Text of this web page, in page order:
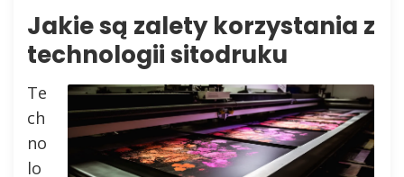
Jakie są zalety korzystania z
technologii sitodruku
Te
ch
no
lo